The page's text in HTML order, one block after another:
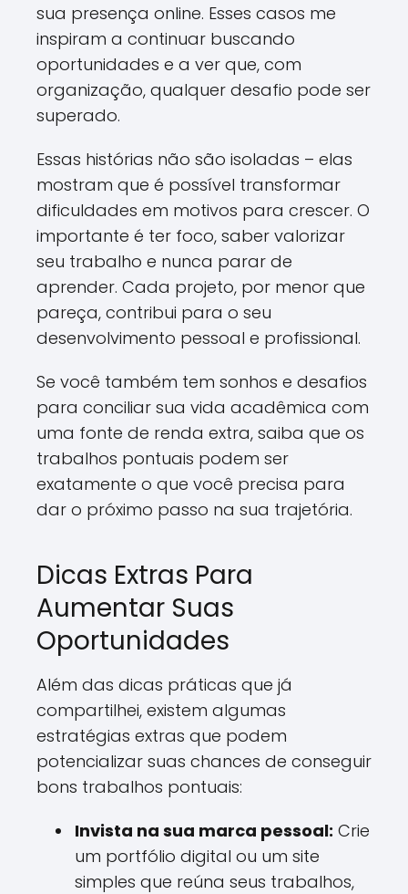
sua presença online. Esses casos me
inspiram a continuar buscando
oportunidades e a ver que, com
organização, qualquer desafio pode ser
superado.
Essas histórias não são isoladas – elas
mostram que é possível transformar
dificuldades em motivos para crescer. O
importante é ter foco, saber valorizar
seu trabalho e nunca parar de
aprender. Cada projeto, por menor que
pareça, contribui para o seu
desenvolvimento pessoal e profissional.
Se você também tem sonhos e desafios
para conciliar sua vida acadêmica com
uma fonte de renda extra, saiba que os
trabalhos pontuais podem ser
exatamente o que você precisa para
dar o próximo passo na sua trajetória.
Dicas Extras Para
Aumentar Suas
Oportunidades
Além das dicas práticas que já
compartilhei, existem algumas
estratégias extras que podem
potencializar suas chances de conseguir
bons trabalhos pontuais:
Invista na sua marca pessoal: Crie
um portfólio digital ou um site
simples que reúna seus trabalhos,